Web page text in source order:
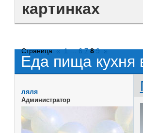
картинках
Еда пища кухня
Страница:« 1 … 6 7 8 9 »
ляля
Администратор